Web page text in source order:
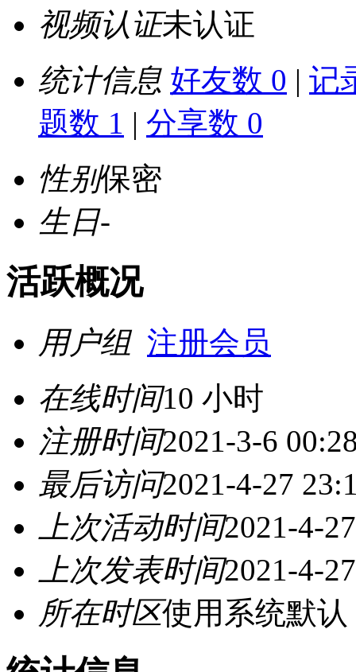
视频认证未认证
统计信息 好友数 0 | 记
题数 1 | 分享数 0
性别保密
生日-
活跃概况
用户组 注册会员
在线时间10 小时
注册时间2021-3-6
最后访问2021-4-27
上次活动时间2021-4-
上次发表时间2021-4-
所在时区使用系统默认